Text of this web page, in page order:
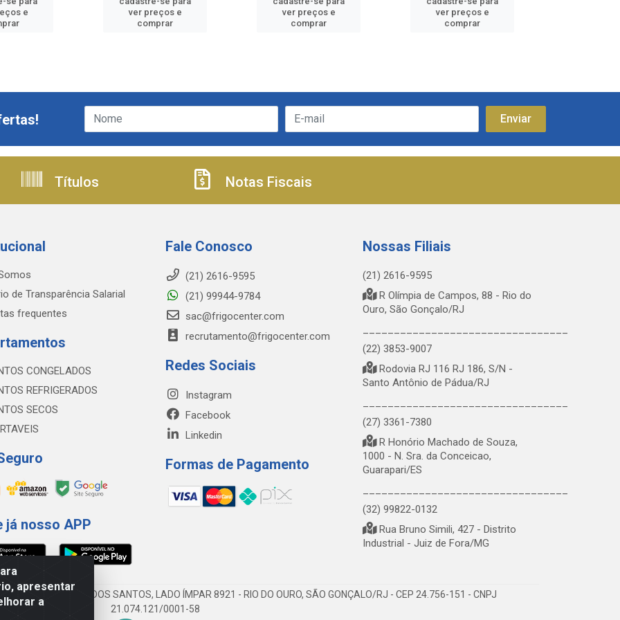
e
ver preços e
comprar
ver preços e
comprar
ver preços e
comprar
apresentar
a
Títulos Notas Fiscais
de Transparência Salarial
frequentes
CONGELADOS
REFRIGERADOS
SECOS
já nosso APP
Fale Conosco
(21) 2616-9595
(21) 99944-9784
sac@frigocenter.com
recrutamento@frigocenter.com
Redes Sociais
Instagram
Facebook
Linkedin
Formas de Pagamento
Nossas Filiais
(21) 2616-9595
R Olímpia de Campos, 88 - Rio do
Ouro, São Gonçalo/RJ
(22) 3853-9007
Rodovia RJ 116 RJ 186, S/N -
Santo Antônio de Pádua/RJ
(27) 3361-7380
R Honório Machado de Souza,
1000 - N. Sra. da Conceicao,
Guarapari/ES
(32) 99822-0132
Rua Bruno Simili, 427 - Distrito
Industrial - Juiz de Fora/MG
AV DA ABDIAS JOSÉ DOS SANTOS, LADO ÍMPAR 8921 - RIO DO OURO, SÃO GONÇALO/RJ - CEP 24.756-151 - CNPJ
21.074.121/0001-58